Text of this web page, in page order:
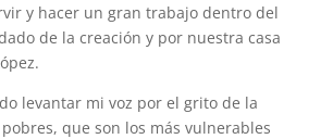
y hacer un gran trabajo dentro del
de la creación y por nuestra casa
levantar mi voz por el grito de la
que son los más vulnerables